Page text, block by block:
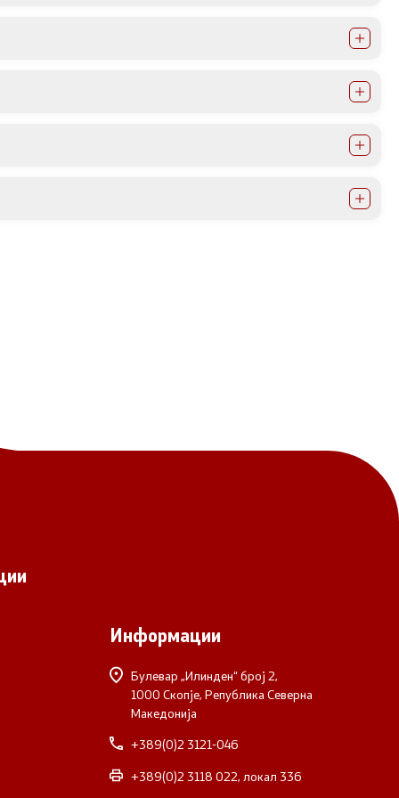
Информации
Булевар „Илинден“ број 2,
1000 Скопје, Република Северна
Македонија
+389(0)2 3121-046
+389(0)2 3118 022, локал 336